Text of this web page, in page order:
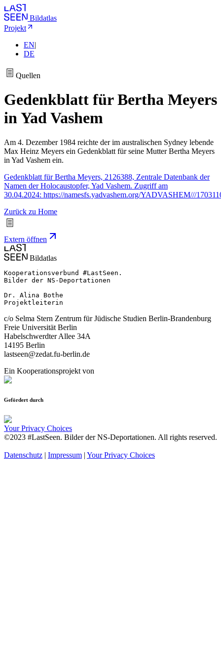
Bildatlas
Projekt
EN|
DE
Quellen
Gedenkblatt für Bertha Meyers
in Yad Vashem
Am 4. Dezember 1984 reichte der im australischen Sydney lebende
Max Heinz Meyers ein Gedenkblatt für seine Mutter Bertha Meyers
in Yad Vashem ein.
Gedenkblatt für Bertha Meyers, 2126388, Zentrale Datenbank der
Namen der Holocaustopfer, Yad Vashem. Zugriff am
30.04.2024: https://namesfs.yadvashem.org/YADVASHEM///
Zurück zu Home
Extern öffnen
Bildatlas
Kooperationsverbund #LastSeen.
Bilder der NS-Deportationen
Dr. Alina Bothe
Projektleiterin
c/o Selma Stern Zentrum für Jüdische Studien Berlin-Brandenburg
Freie Universität Berlin
Habelschwerdter Allee 34A
14195 Berlin
lastseen@zedat.fu-berlin.de
Ein Kooperationsprojekt von
Gefördert durch
Your Privacy Choices
©2023 #LastSeen. Bilder der NS-Deportationen. All rights reserved.
Datenschutz | Impressum | Your Privacy Choices